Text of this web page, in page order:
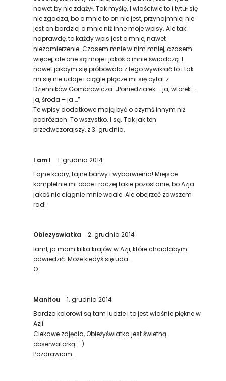
nawet by nie zdążył. Tak myślę. I właściwie to i tytuł się
nie zgadza, bo o mnie to on nie jest, przynajmniej nie
jest on bardziej o mnie niż inne moje wpisy. Ale tak
naprawdę, to każdy wpis jest o mnie, nawet
niezamierzenie. Czasem mnie w nim mniej, czasem
więcej, ale one są moje i jakoś o mnie świadczą. I
nawet jakbym się próbowała z tego wywikłać to i tak
mi się nie udaje i ciągle plącze mi się cytat z
Dzienników Gombrowicza: „Poniedziałek – ja, wtorek –
ja, środa – ja …”
Te wpisy dodatkowe mają być o czymś innym niż
podróżach. To wszystko. I są. Tak jak ten
przedwczorajszy, z 3. grudnia.
I am I
1. grudnia 2014
Fajne kadry, fajne barwy i wybarwienia! Miejsce
kompletnie mi obce i raczej takie pozostanie, bo Azja
jakoś nie ciągnie mnie wcale. Ale obejrzeć zawszem
rad!
Obiezyswiatka
2. grudnia 2014
IamI, ja mam kilka krajów w Azji, które chciałabym
odwiedzić. Może kiedyś się uda…
O.
Manitou
1. grudnia 2014
Bardzo kolorowi są tam ludzie i to jest właśnie piękne w
Azji.
Ciekawe zdjęcia, Obieżyświatka jest świetną
obserwatorką :-)
Pozdrawiam.